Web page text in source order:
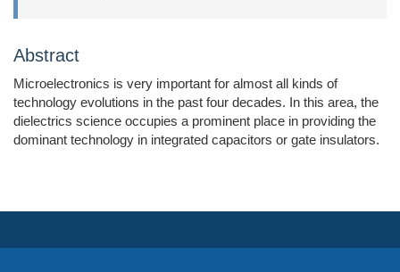
Abstract
Microelectronics is very important for almost all kinds of
technology evolutions in the past four decades. In this area, the
dielectrics science occupies a prominent place in providing the
dominant technology in integrated capacitors or gate insulators.